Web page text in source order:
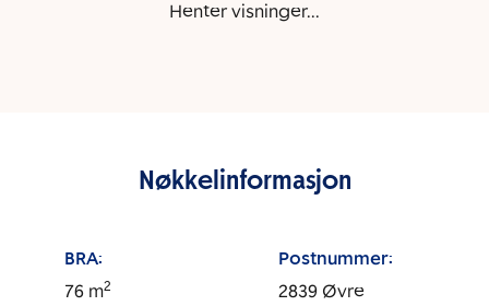
Henter visninger...
Nøkkelinformasjon
BRA:
76 m2
Postnummer:
2839 Øvre